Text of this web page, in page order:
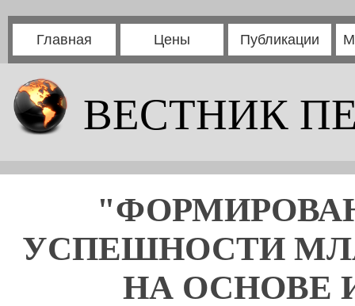
Главная Цены Публикации
ВЕСТНИК
УСПЕШНОСТИ
НА ОСНОВЕ